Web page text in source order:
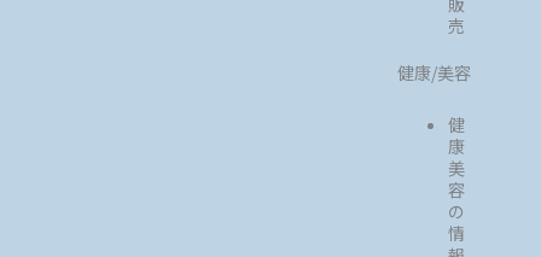
売
健康/美容
健
康
美
容
の
情